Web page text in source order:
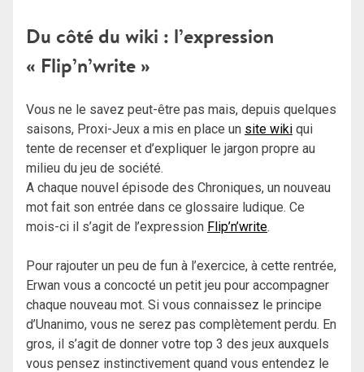
Du côté du wiki : l’expression
« Flip’n’write »
Vous ne le savez peut-être pas mais, depuis quelques
saisons, Proxi-Jeux a mis en place un site wiki qui
tente de recenser et d’expliquer le jargon propre au
milieu du jeu de société.
A chaque nouvel épisode des Chroniques, un nouveau
mot fait son entrée dans ce glossaire ludique. Ce
mois-ci il s’agit de l’expression Flip’n’write.
Pour rajouter un peu de fun à l’exercice, à cette rentrée,
Erwan vous a concocté un petit jeu pour accompagner
chaque nouveau mot. Si vous connaissez le principe
d’Unanimo, vous ne serez pas complètement perdu. En
gros, il s’agit de donner votre top 3 des jeux auxquels
vous pensez instinctivement quand vous entendez le